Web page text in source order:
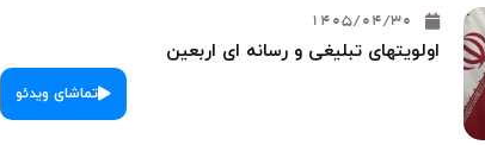
1405/04/30
اولویتهای تبلیغی و رسانه ای اربعین
تماشای ویدئو